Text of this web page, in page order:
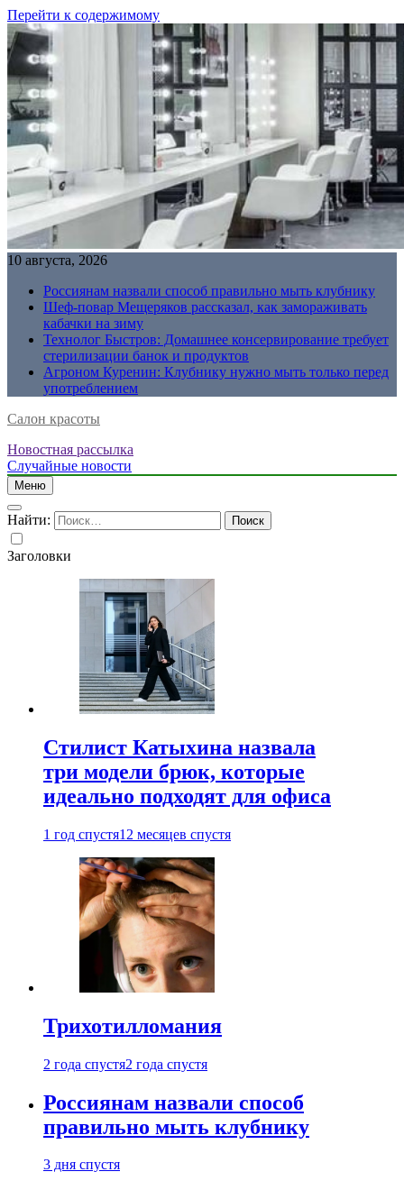
Перейти к содержимому
10 августа, 2026
Россиянам назвали способ правильно мыть клубнику
Шеф-повар Мещеряков рассказал, как замораживать
кабачки на зиму
Технолог Быстров: Домашнее консервирование требует
стерилизации банок и продуктов
Агроном Куренин: Клубнику нужно мыть только перед
употреблением
Салон красоты
Новостная рассылка
Случайные новости
Меню
Найти:
Заголовки
Стилист Катыхина назвала
три модели брюк, которые
идеально подходят для офиса
1 год спустя12 месяцев спустя
Трихотилломания
2 года спустя2 года спустя
Россиянам назвали способ
правильно мыть клубнику
3 дня спустя